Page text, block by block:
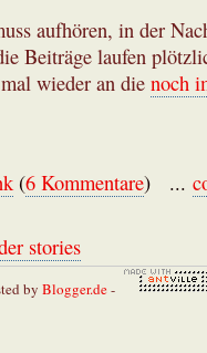
aufhören, in der
Beiträge laufen
wieder an die noch
(6 Kommentare) ...
stories
by Blogger.de-